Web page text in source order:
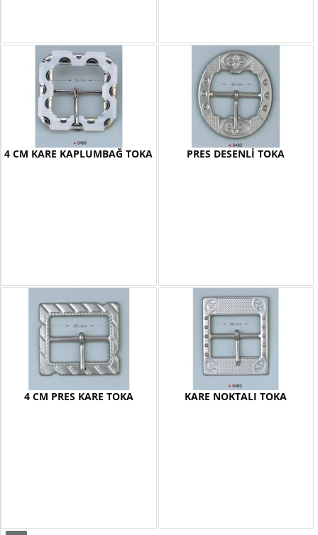
4 CM KARE KAPLUMBAĞ TOKA PRES DESENLİ TOKA
4 CM PRES KARE TOKA KARE NOKTALI TOKA